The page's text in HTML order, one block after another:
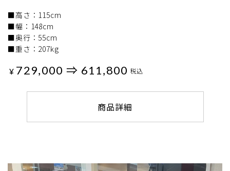
■高さ：115cm
■幅：148cm
■奥行：55cm
■重さ：207kg
¥ 729,000 ⇒ 611,800 税込
商品詳細